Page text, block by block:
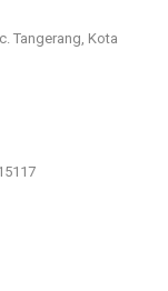
Tangerang, Kota